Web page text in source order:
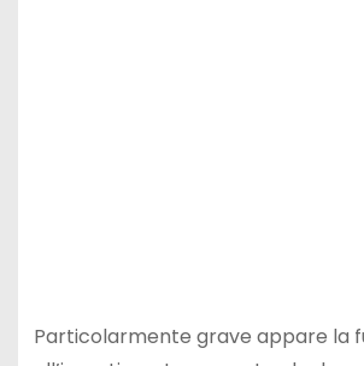
Particolarmente grave appare la